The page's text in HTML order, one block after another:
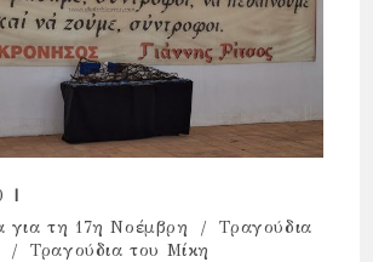
για τη 17η Νοέμβρη /
Τραγούδια
/
Τραγούδια του Μίκη